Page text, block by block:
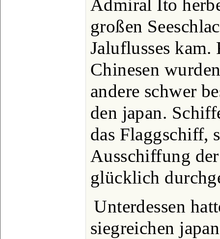
Admiral Ito
großen
Jaluflusses
Chinesen
andere schwer
den japan.
das Flaggschiff,
Ausschiffung
glücklich
Unterdessen
siegreichen